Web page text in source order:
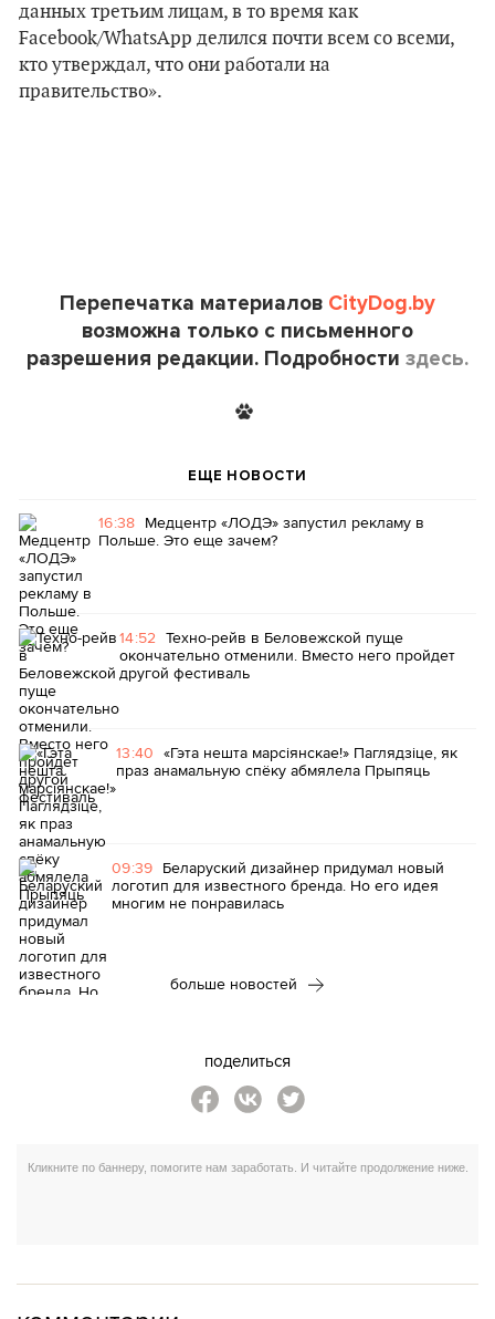
данных третьим лицам, в то время как
Facebook/WhatsApp делился почти всем со всеми,
кто утверждал, что они работали на
правительство».
Перепечатка материалов CityDog.by
возможна только с письменного
разрешения редакции. Подробности здесь.
ЕЩЕ НОВОСТИ
16:38 Медцентр «ЛОДЭ» запустил рекламу в
Польше. Это еще зачем?
14:52 Техно-рейв в Беловежской пуще
окончательно отменили. Вместо него пройдет
другой фестиваль
13:40 «Гэта нешта марсіянскае!» Паглядзіце, як
праз анамальную спёку абмялела Прыпяць
09:39 Беларуский дизайнер придумал новый
логотип для известного бренда. Но его идея
многим не понравилась
больше новостей
поделиться